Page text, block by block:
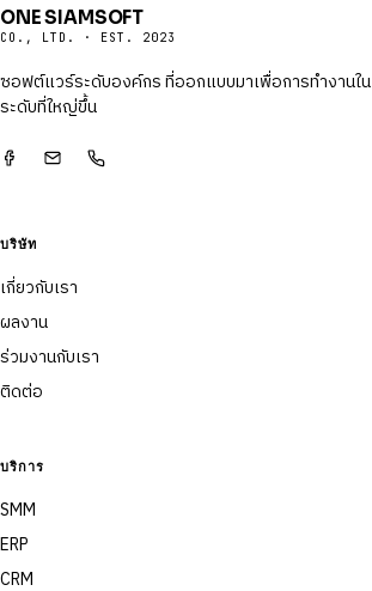
ONE SIAMSOFT
CO., LTD. · EST. 2023
ซอฟต์แวร์ระดับองค์กร ที่ออกแบบมาเพื่อการทำงานใน
ระดับที่ใหญ่ขึ้น
บริษัท
เกี่ยวกับเรา
ผลงาน
ร่วมงานกับเรา
ติดต่อ
บริการ
SMM
ERP
CRM